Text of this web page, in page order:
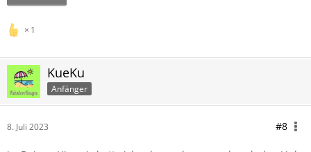
1
KueKu
Anfänger
8. Juli 2023 #8